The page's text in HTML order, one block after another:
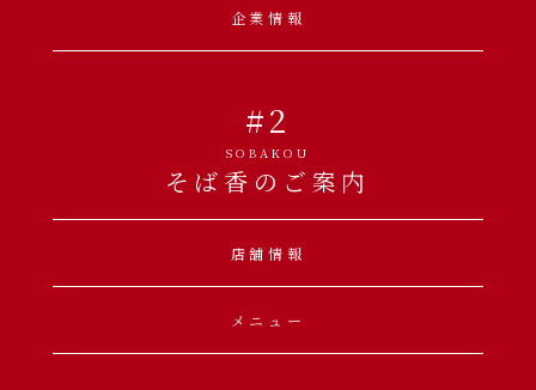
企業情報
#2
SOBAKOU
そば香のご案内
店舗情報
メニュー